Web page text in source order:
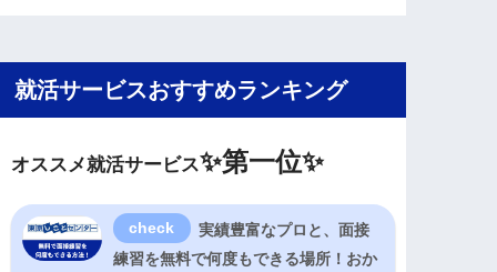
就活サービスおすすめランキング
オススメ就活サービス✨第一位✨
実績豊富なプロと、面接
練習を無料で何度もできる場所！おか